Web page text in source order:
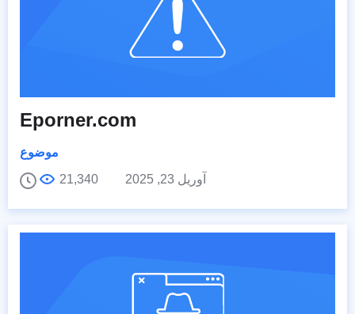
Eporner.com
موضوع
آوریل 23, 2025
21,340